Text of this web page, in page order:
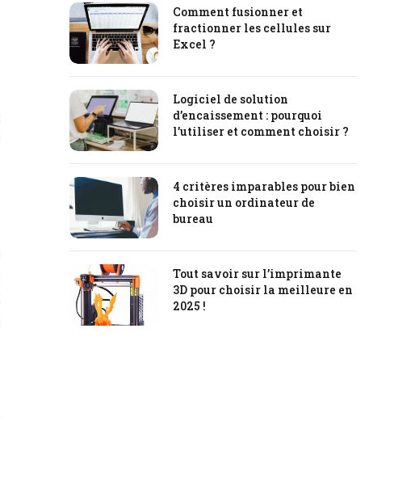
Comment fusionner et
fractionner les cellules sur
Excel ?
Logiciel de solution
d’encaissement : pourquoi
l’utiliser et comment choisir ?
4 critères imparables pour bien
choisir un ordinateur de
bureau
Tout savoir sur l’imprimante
3D pour choisir la meilleure en
2025 !